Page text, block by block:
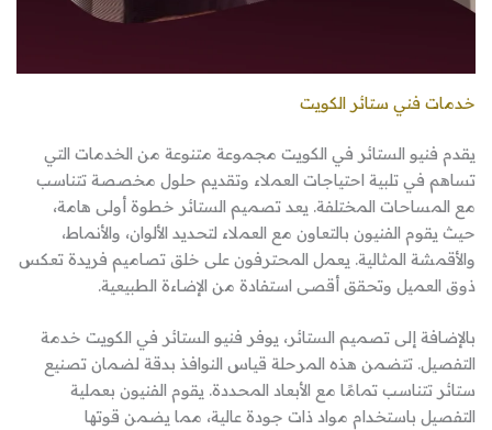
خدمات فني ستائر الكويت
يقدم فنيو الستائر في الكويت مجموعة متنوعة من الخدمات التي
تساهم في تلبية احتياجات العملاء وتقديم حلول مخصصة تتناسب
مع المساحات المختلفة. يعد تصميم الستائر خطوة أولى هامة،
حيث يقوم الفنيون بالتعاون مع العملاء لتحديد الألوان، والأنماط،
والأقمشة المثالية. يعمل المحترفون على خلق تصاميم فريدة تعكس
ذوق العميل وتحقق أقصى استفادة من الإضاءة الطبيعية.
بالإضافة إلى تصميم الستائر، يوفر فنيو الستائر في الكويت خدمة
التفصيل. تتضمن هذه المرحلة قياس النوافذ بدقة لضمان تصنيع
ستائر تتناسب تمامًا مع الأبعاد المحددة. يقوم الفنيون بعملية
التفصيل باستخدام مواد ذات جودة عالية، مما يضمن قوتها